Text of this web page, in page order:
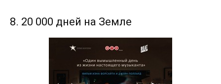
8. 20 000 дней на Земле